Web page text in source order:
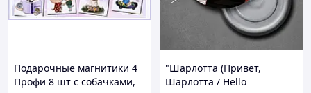
Подарочные магнитики 4
Профи 8 шт с собачками,
"Шарлотта (Привет,
Шарлотта / Hello